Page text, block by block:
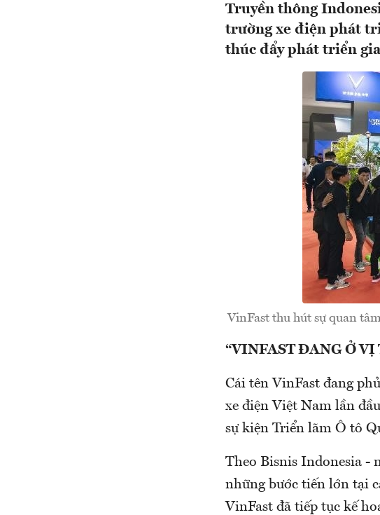
Truyền thông
trường xe điện phát
thúc đẩy phát triển
VinFast thu hút sự quan
“VINFAST ĐANG Ở VỊ
Cái tên VinFast đang
xe điện Việt Nam lần
sự kiện Triển lãm Ô tô
Theo Bisnis Indonesia -
những bước tiến lớn tại
VinFast đã tiếp tục kế